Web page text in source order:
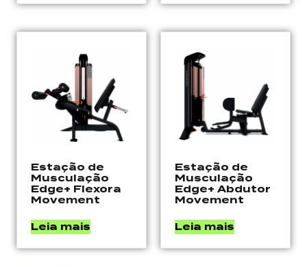
Estação de
Musculação
Edge+ Flexora
Movement
Leia mais
Estação de
Musculação
Edge+ Abdutor
Movement
Leia mais